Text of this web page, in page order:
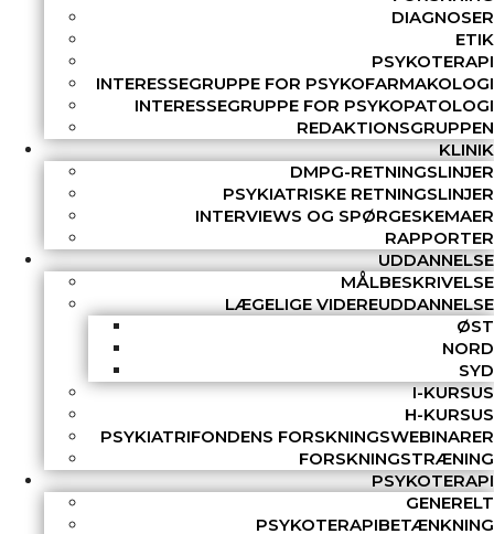
DIAGNOSER
ETIK
PSYKOTERAPI
INTERESSEGRUPPE FOR PSYKOFARMAKOLOGI
INTERESSEGRUPPE FOR PSYKOPATOLOGI
REDAKTIONSGRUPPEN
KLINIK
DMPG-RETNINGSLINJER
PSYKIATRISKE RETNINGSLINJER
INTERVIEWS OG SPØRGESKEMAER
RAPPORTER
UDDANNELSE
MÅLBESKRIVELSE
LÆGELIGE VIDEREUDDANNELSE
ØST
NORD
SYD
I-KURSUS
H-KURSUS
PSYKIATRIFONDENS FORSKNINGSWEBINARER
FORSKNINGSTRÆNING
PSYKOTERAPI
GENERELT
PSYKOTERAPIBETÆNKNING